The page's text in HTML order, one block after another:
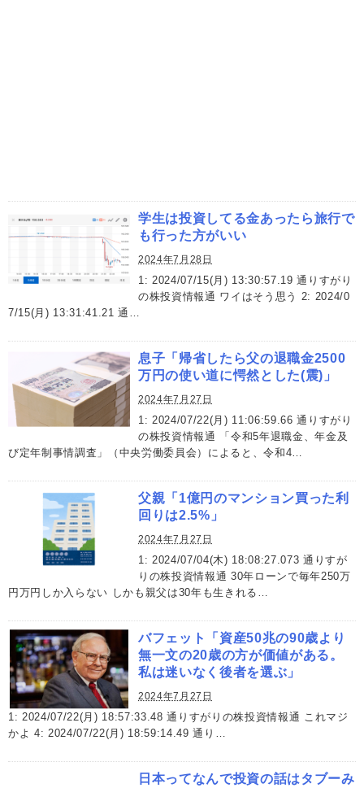
学生は投資してる金あったら旅行で
も行った方がいい
2024年7月28日
1: 2024/07/15(月) 13:30:57.19 通りすがり
の株投資情報通 ワイはそう思う 2: 2024/0
7/15(月) 13:31:41.21 通…
息子「帰省したら父の退職金2500
万円の使い道に愕然とした(震)」
2024年7月27日
1: 2024/07/22(月) 11:06:59.66 通りすがり
の株投資情報通 「令和5年退職金、年金及
び定年制事情調査」（中央労働委員会）によると、令和4…
父親「1億円のマンション買った利
回りは2.5%」
2024年7月27日
1: 2024/07/04(木) 18:08:27.073 通りすが
りの株投資情報通 30年ローンで毎年250万
円万円しか入らない しかも親父は30年も生きれる…
バフェット「資産50兆の90歳より
無一文の20歳の方が価値がある。
私は迷いなく後者を選ぶ」
2024年7月27日
1: 2024/07/22(月) 18:57:33.48 通りすがりの株投資情報通 これマジ
かよ 4: 2024/07/22(月) 18:59:14.49 通り…
日本ってなんで投資の話はタブーみ